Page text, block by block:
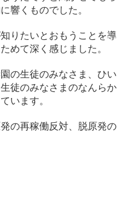
響くものでした。
りたいとおもうことを導
めて深く感じました。
の生徒のみなさま、ひい
徒のみなさまのなんらか
います。
の再稼働反対、脱原発の